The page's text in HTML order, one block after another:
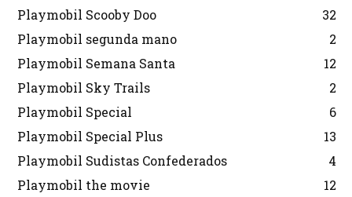
Playmobil Scooby Doo
32
Playmobil segunda mano
2
Playmobil Semana Santa
12
Playmobil Sky Trails
2
Playmobil Special
6
Playmobil Special Plus
13
Playmobil Sudistas Confederados
4
Playmobil the movie
12